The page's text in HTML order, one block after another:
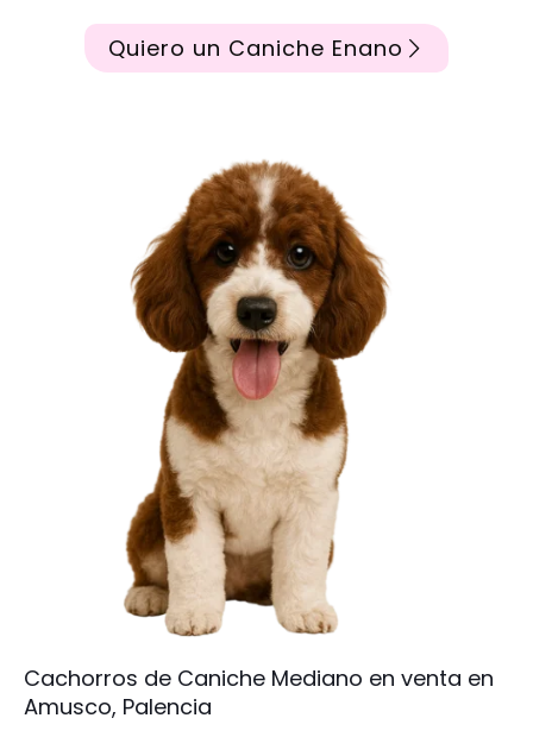
Quiero un Caniche Enano
Cachorros de Caniche Mediano en venta en
Amusco, Palencia